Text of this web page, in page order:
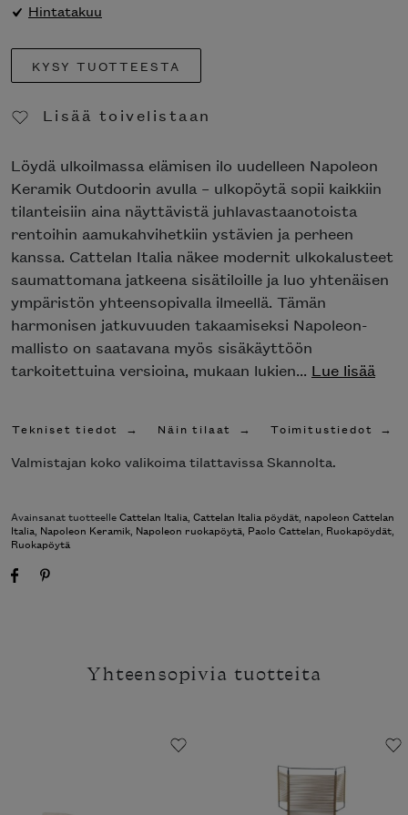
Hintatakuu
KYSY TUOTTEESTA
Lisää toivelistaan
Löydä ulkoilmassa elämisen ilo uudelleen Napoleon
Keramik Outdoorin avulla – ulkopöytä sopii kaikkiin
tilanteisiin aina näyttävistä juhlavastaanotoista
rentoihin aamukahvihetkiin ystävien ja perheen
kanssa. Cattelan Italia näkee modernit ulkokalusteet
saumattomana jatkeena sisätiloille ja luo yhtenäisen
ympäristön yhteensopivalla ilmeellä. Tämän
harmonisen jatkuvuuden takaamiseksi Napoleon-
mallisto on saatavana myös sisäkäyttöön
tarkoitettuina versioina, mukaan lukien... Lue lisää
Tekniset tiedot Näin tilaat Toimitustiedot
Valmistajan koko valikoima tilattavissa Skannolta.
Avainsanat tuotteelleCattelan Italia, Cattelan Italia pöydät, napoleon Cattelan
Italia, Napoleon Keramik, Napoleon ruokapöytä, Paolo Cattelan, Ruokapöydät,
Ruokapöytä
Yhteensopivia tuotteita